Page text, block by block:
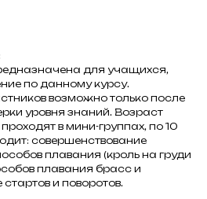
для учащихся,
по данному курсу.
возможно только после
уровня знаний. Возраст
в мини-группах, по 10
совершенствование
плавания (кроль на груди
плавания брасс и
и поворотов.